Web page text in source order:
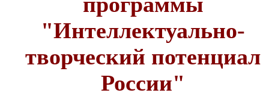
"Интеллектуально-
творческий потенциал
России"